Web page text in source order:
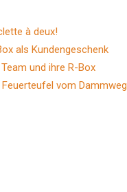
à deux!
als Kundengeschenk
Team und ihre R-Box
Feuerteufel vom Dammweg